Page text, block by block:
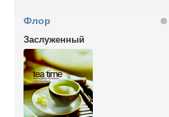
Флор
Заслуженный